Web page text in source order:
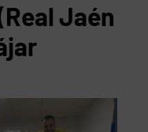
Jaén